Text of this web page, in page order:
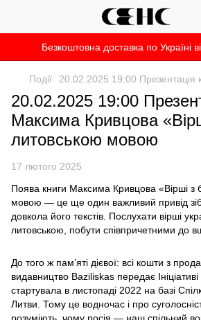
Безкоштовна доставка по Україні
Події 20.02.2025 19:00 Презентація
20.02.2025 19:00
Максима Кривцова
литовською мовою
17 лютого 2025
Поява книги Максима Кривцова «Вірші з
мовою — це ще один важливий привід
довкола його текстів. Послухати вірші
литовською, побути співпричетними до
До того ж пам’яті дієвої: всі кошти з
видавництво Baziliskas передає
стартувала в листопаді 2022 на базі
Литви. Тому це водночас і про